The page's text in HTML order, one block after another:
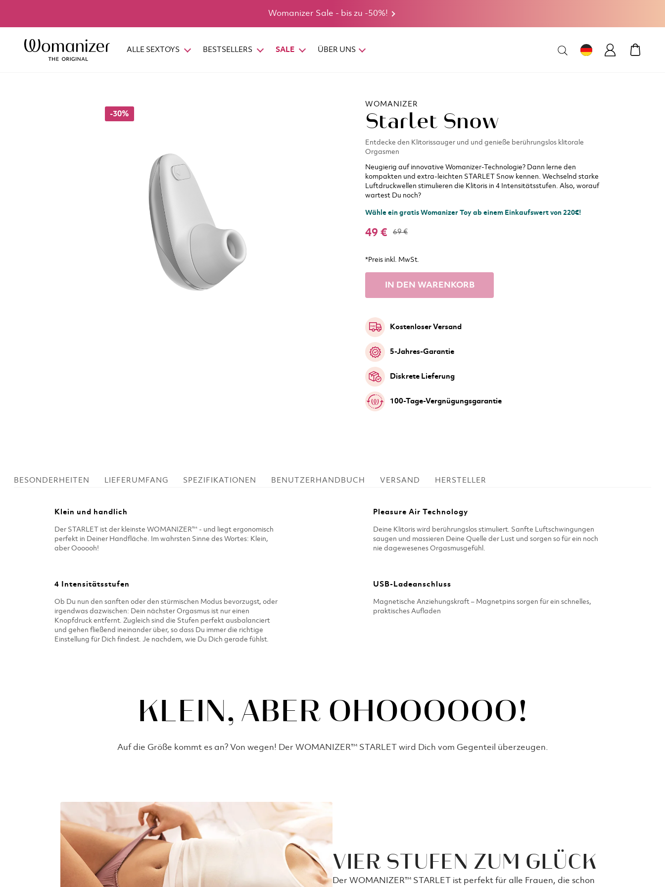
Womanizer Sale - bis zu -50%!
ALLE SEXTOYS BESTSELLERS SALE ÜBER UNS
-30%
WOMANIZER
Starlet Snow
Entdecke den Klitorissauger und und genieße berührungslos klitorale
Orgasmen
Neugierig auf innovative Womanizer-Technologie? Dann lerne den
kompakten und extra-leichten STARLET Snow kennen. Wechselnd starke
Luftdruckwellen stimulieren die Klitoris in 4 Intensitätsstufen. Also, worauf
wartest Du noch?
IN DEN WARENKORB
Wähle ein gratis Womanizer Toy ab einem Einkaufswert von 220€!
49 € 69 €
*Preis inkl. MwSt.
Kostenloser Versand
5-Jahres-Garantie
Diskrete Lieferung
100-Tage-Vergnügungsgarantie
BESONDERHEITEN LIEFERUMFANG SPEZIFIKATIONEN BENUTZERHANDBUCH VERSAND HERSTELLER
Klein und handlich
Der STARLET ist der kleinste WOMANIZER™ - und liegt ergonomisch
perfekt in Deiner Handfläche. Im wahrsten Sinne des Wortes: Klein,
aber Oooooh!
Pleasure Air Technology
Deine Klitoris wird berührungslos stimuliert. Sanfte Luftschwingungen
saugen und massieren Deine Quelle der Lust und sorgen so für ein noch
nie dagewesenes Orgasmusgefühl.
4 Intensitätsstufen
Ob Du nun den sanften oder den stürmischen Modus bevorzugst, oder
irgendwas dazwischen: Dein nächster Orgasmus ist nur einen
Knopfdruck entfernt. Zugleich sind die Stufen perfekt ausbalanciert
und gehen fließend ineinander über, so dass Du immer die richtige
Einstellung für Dich findest. Je nachdem, wie Du Dich gerade fühlst.
USB-Ladeanschluss
Magnetische Anziehungskraft – Magnetpins sorgen für ein schnelles,
praktisches Aufladen
KLEIN, ABER OHOOOOOO!
Auf die Größe kommt es an? Von wegen! Der WOMANIZER™ STARLET wird Dich vom Gegenteil überzeugen.
VIER STUFEN ZUM GLÜCK
Der WOMANIZER™ STARLET ist perfekt für alle Frauen, die schon